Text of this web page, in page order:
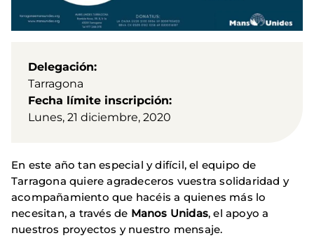
Delegación
Tarragona
Fecha límite inscripción
Lunes, 21 diciembre, 2020
En este año tan especial y difícil, el equipo de
Tarragona quiere agradeceros vuestra solidaridad y
acompañamiento que hacéis a quienes más lo
necesitan, a través de Manos Unidas, el apoyo a
nuestros proyectos y nuestro mensaje.